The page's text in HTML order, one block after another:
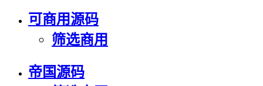
可商用源码
筛选商用
帝国源码